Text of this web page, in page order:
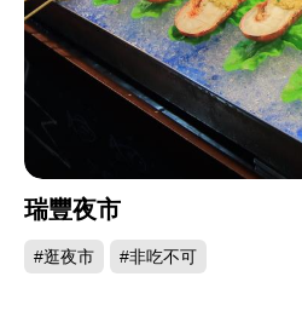
瑞豐夜市
#逛夜市 #非吃不可